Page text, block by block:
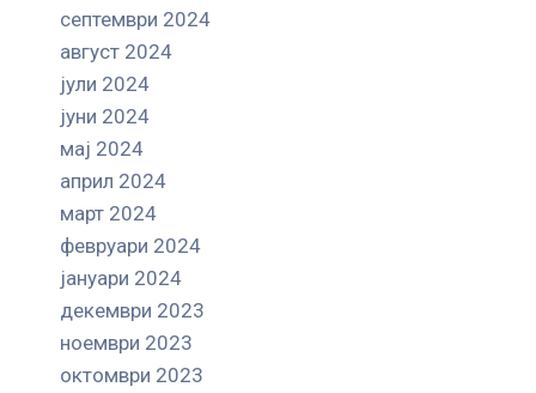
септември 2024
август 2024
јули 2024
јуни 2024
мај 2024
април 2024
март 2024
февруари 2024
јануари 2024
декември 2023
ноември 2023
октомври 2023